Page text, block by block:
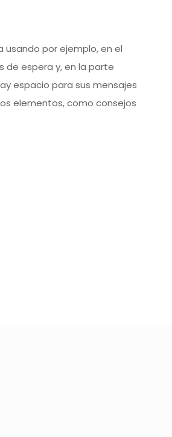
por ejemplo, en el
de espera y, en la parte
espacio para sus mensajes
elementos, como consejos